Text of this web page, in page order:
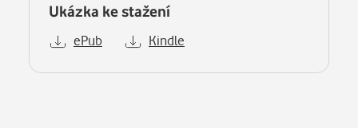
Ukázka ke stažení
ePub Kindle